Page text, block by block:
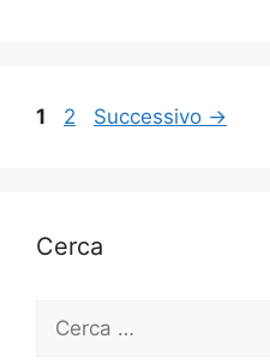
Pagina
1 Pagina
2 Successivo →
Cerca
per: